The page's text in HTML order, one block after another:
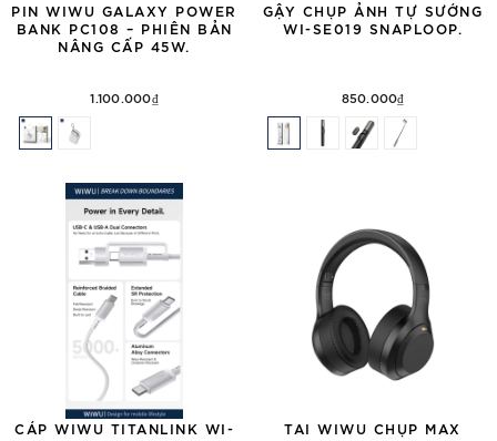
PIN WIWU GALAXY POWER
BANK PC108 – PHIÊN BẢN
NÂNG CẤP 45W.
1.100.000₫
GẬY CHỤP ẢNH TỰ SƯỚNG
WI-SE019 SNAPLOOP.
850.000₫
CÁP WIWU TITANLINK WI-
TAI WIWU CHỤP MAX